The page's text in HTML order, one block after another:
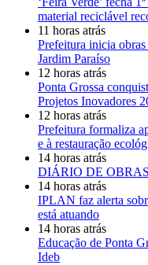
material reciclável
11 horas atrás
Prefeitura inicia
Jardim Paraíso
12 horas atrás
Ponta Grossa
Projetos Inovadores
12 horas atrás
Prefeitura formaliza
e à restauração
14 horas atrás
DIÁRIO DE
14 horas atrás
IPLAN faz alerta
está atuando
14 horas atrás
Educação de Ponta
Ideb